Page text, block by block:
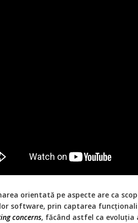
orientată pe aspecte are ca
software, prin captarea
concerns, făcând astfel ca evoluția